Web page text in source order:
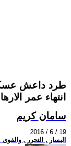
طرد داعش
انتهاء عمر
سامان كريم
2016 / 6 / 19
اليسار , التحرر , والقوى